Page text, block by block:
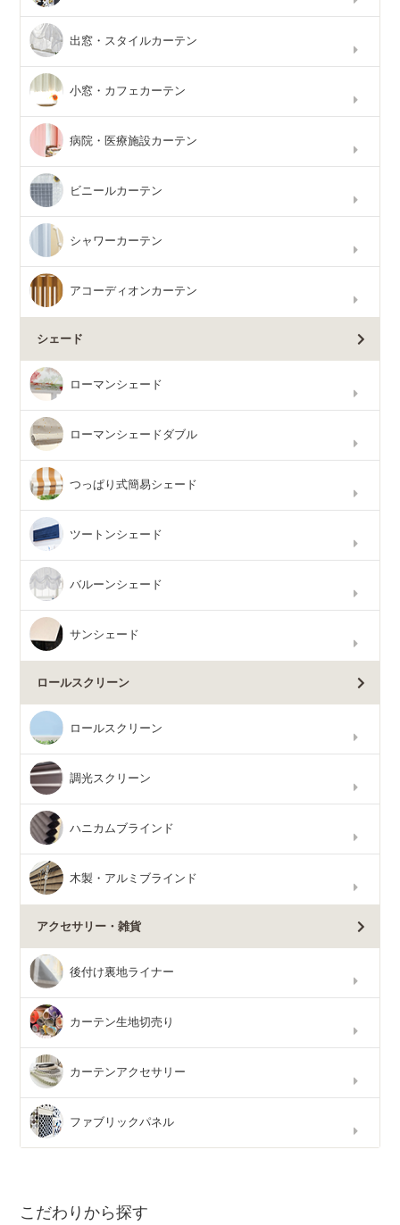
出窓・スタイルカーテン
小窓・カフェカーテン
病院・医療施設カーテン
ビニールカーテン
シャワーカーテン
アコーディオンカーテン
シェード
ローマンシェード
ローマンシェードダブル
つっぱり式簡易シェード
ツートンシェード
バルーンシェード
サンシェード
ロールスクリーン
ロールスクリーン
調光スクリーン
ハニカムブラインド
木製・アルミブラインド
アクセサリー・雑貨
後付け裏地ライナー
カーテン生地切売り
カーテンアクセサリー
ファブリックパネル
こだわりから探す